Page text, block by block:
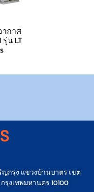
ากาศ
รุ่น LT
ญกรุง แขวงบ้านบาตร เขต
งเทพมหานคร 10100